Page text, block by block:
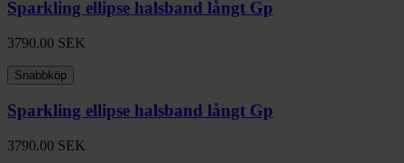
Sparkling ellipse halsband långt Gp
3790.00 SEK
Snabbköp
Sparkling ellipse halsband långt Gp
3790.00 SEK